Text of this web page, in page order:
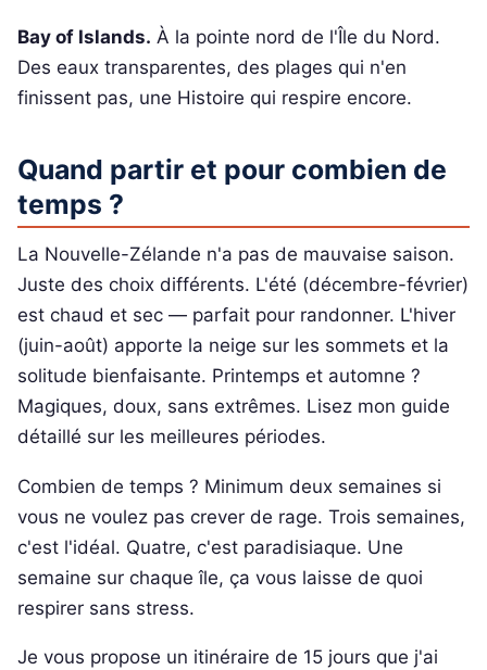
Bay of Islands. À la pointe nord de l'Île du Nord.
Des eaux transparentes, des plages qui n'en
finissent pas, une Histoire qui respire encore.
Quand partir et pour combien de
temps ?
La Nouvelle-Zélande n'a pas de mauvaise saison.
Juste des choix différents. L'été (décembre-février)
est chaud et sec — parfait pour randonner. L'hiver
(juin-août) apporte la neige sur les sommets et la
solitude bienfaisante. Printemps et automne ?
Magiques, doux, sans extrêmes. Lisez mon guide
détaillé sur les meilleures périodes.
Combien de temps ? Minimum deux semaines si
vous ne voulez pas crever de rage. Trois semaines,
c'est l'idéal. Quatre, c'est paradisiaque. Une
semaine sur chaque île, ça vous laisse de quoi
respirer sans stress.
Je vous propose un itinéraire de 15 jours que j'ai